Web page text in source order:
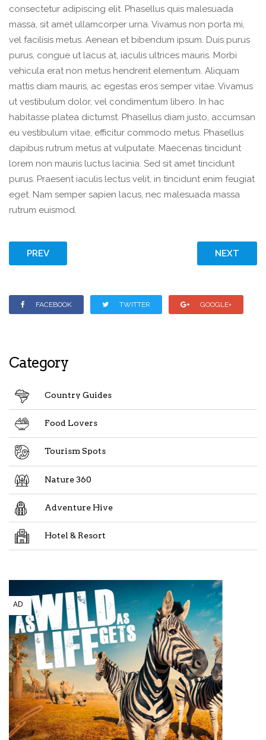
consectetur adipiscing elit. Phasellus quis malesuada
massa, sit amet ullamcorper urna. Vivamus non porta mi,
vel facilisis metus. Aenean et bibendum ipsum. Duis purus
purus, congue ut lacus at, iaculis ultrices mauris. Morbi
vehicula erat non metus hendrerit elementum. Aliquam
mattis diam mauris, ac egestas eros semper vitae. Vivamus
ut vestibulum dolor, vel condimentum libero. In hac
habitasse platea dictumst. Phasellus diam justo, accumsan
eu vestibulum vitae, efficitur commodo metus. Phasellus
dapibus rutrum metus at vulputate. Maecenas tincidunt
lorem non mauris luctus lacinia. Sed sit amet tincidunt
purus. Praesent iaculis lectus velit, in tincidunt enim feugiat
eget. Nam semper sapien lacus, nec malesuada massa
rutrum euismod.
PREV NEXT
FACEBOOK TWITTER GOOGLE+
Category
Country Guides
Food Lovers
Tourism Spots
Nature 360
Adventure Hive
Hotel & Resort